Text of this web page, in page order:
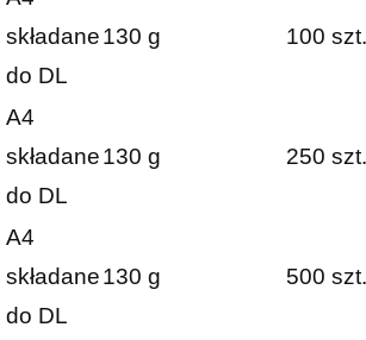
składane
do DL
130 g 100 szt.
A4
składane
do DL
130 g 250 szt.
A4
składane
do DL
130 g 500 szt.